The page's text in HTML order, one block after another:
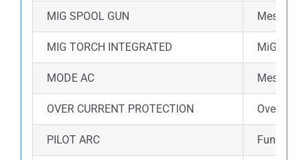
MIG SPOOL GUN Mesin ini
MIG TORCH INTEGRATED MiG
MODE AC Mesin ini
OVER CURRENT PROTECTION Over
PILOT ARC Fungsi